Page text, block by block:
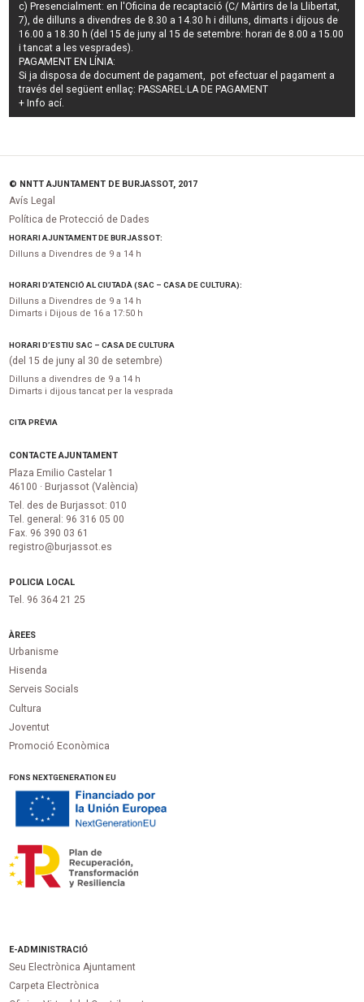
c) Presencialment: en l'Oficina de recaptació (C/ Màrtirs de la Llibertat,
7), de dilluns a divendres de 8.30 a 14.30 h i dilluns, dimarts i dijous de
16.00 a 18.30 h (del 15 de juny al 15 de setembre: horari de 8.00 a 15.00
i tancat a les vesprades).
PAGAMENT EN LÍNIA:
Si ja disposa de document de pagament, pot efectuar el pagament a
través del següent enllaç: PASSAREL·LA DE PAGAMENT
+ Info ací.
© NNTT AJUNTAMENT DE BURJASSOT, 2017
Avís Legal
Política de Protecció de Dades
HORARI AJUNTAMENT DE BURJASSOT:
Dilluns a Divendres de 9 a 14 h
HORARI D’ATENCIÓ AL CIUTADÀ (SAC – CASA DE CULTURA):
Dilluns a Divendres de 9 a 14 h
Dimarts i Dijous de 16 a 17:50 h
HORARI D’ESTIU SAC – CASA DE CULTURA
(del 15 de juny al 30 de setembre)
Dilluns a divendres de 9 a 14 h
Dimarts i dijous tancat per la vesprada
CITA PRÈVIA
CONTACTE AJUNTAMENT
Plaza Emilio Castelar 1
46100 · Burjassot (València)
Tel. des de Burjassot: 010
Tel. general: 96 316 05 00
Fax. 96 390 03 61
registro@burjassot.es
POLICIA LOCAL
Tel. 96 364 21 25
ÀREES
Urbanisme
Hisenda
Serveis Socials
Cultura
Joventut
Promoció Econòmica
FONS NEXTGENERATION EU
E-ADMINISTRACIÓ
Seu Electrònica Ajuntament
Carpeta Electrònica